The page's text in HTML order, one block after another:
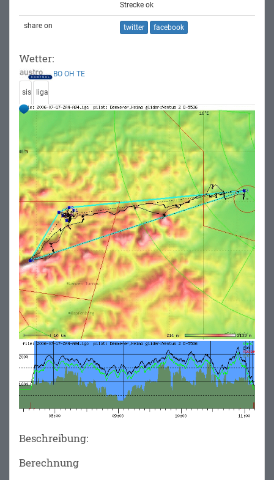
Strecke ok
share on twitter facebook
Wetter:
BO OH TE
sis liga
Beschreibung:
Berechnung